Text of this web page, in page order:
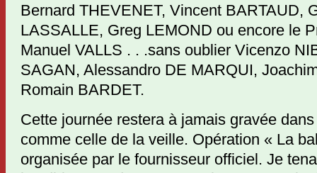
Bernard THEVENET, Vincent BARTAUD,
LASSALLE, Greg LEMOND ou encore le
Manuel VALLS . . .sans oublier Vicenzo
SAGAN, Alessandro DE MARQUI,
Romain BARDET.
Cette journée restera à jamais gravée
comme celle de la veille. Opération « La
organisée par le fournisseur officiel. Je